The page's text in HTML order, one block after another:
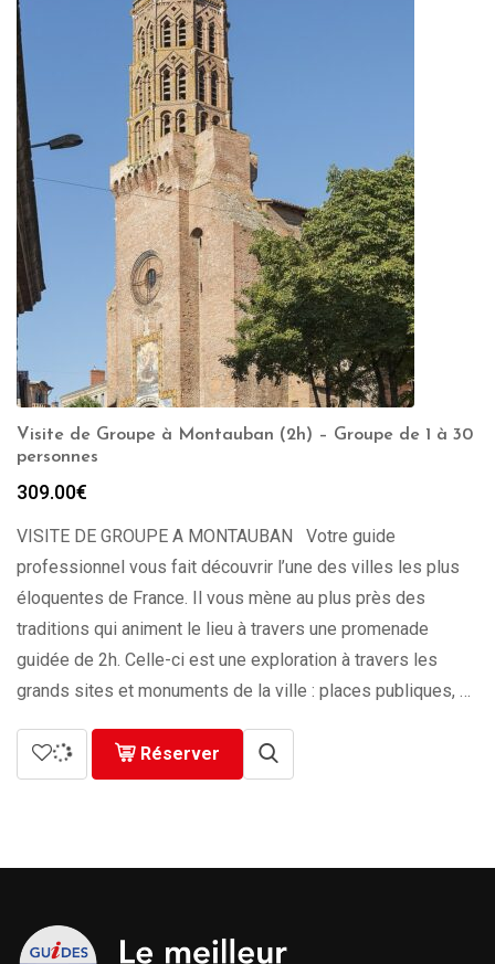
Visite de Groupe à Montauban (2h) – Groupe de 1 à 30
personnes
309.00€
VISITE DE GROUPE A MONTAUBAN Votre guide
professionnel vous fait découvrir l’une des villes les plus
éloquentes de France. Il vous mène au plus près des
traditions qui animent le lieu à travers une promenade
guidée de 2h. Celle-ci est une exploration à travers les
grands sites et monuments de la ville : places publiques, …
Réserver